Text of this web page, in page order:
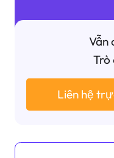
Vẫn
Trò
Liên hệ